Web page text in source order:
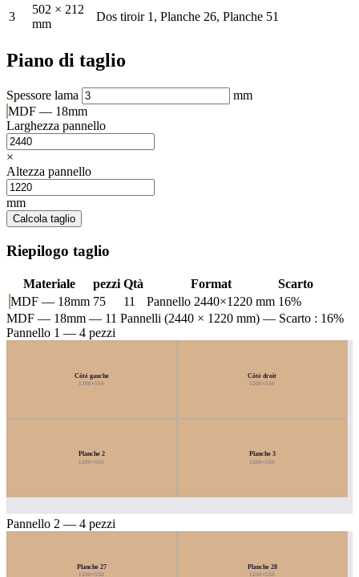
3
502 × 212
mm
Dos tiroir 1, Planche 26, Planche 51
Piano di taglio
Spessore lama
mm
MDF — 18mm
Larghezza pannello
×
Altezza pannello
mm
Calcola taglio
Riepilogo taglio
Materiale pezzi Qtà Format
Scarto
MDF — 18mm 75 11 Pannello 2440×1220 mm 16%
MDF — 18mm — 11 Pannelli (2440 × 1220 mm) — Scarto : 16%
Pannello 1 — 4 pezzi
Côté gauche
1200×550
Côté droit
1200×550
Planche 2
1200×550
Planche 3
1200×550
Pannello 2 — 4 pezzi
Planche 27
1200×550
Planche 28
1200×550